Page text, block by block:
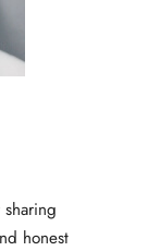
honest